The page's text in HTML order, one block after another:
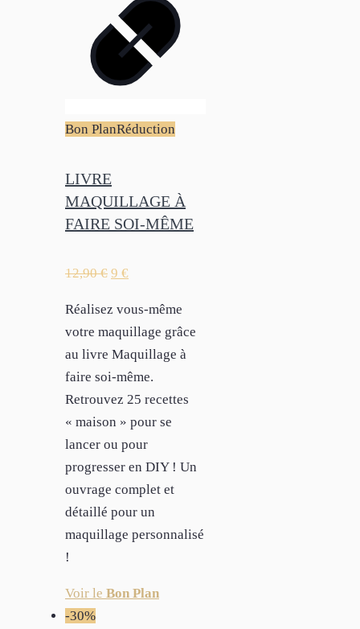
Bon PlanRéduction
LIVRE
MAQUILLAGE À
FAIRE SOI-MÊME
12,90€ 9 €
Réalisez vous-même
votre maquillage grâce
au livre Maquillage à
faire soi-même.
Retrouvez 25 recettes
« maison » pour se
lancer ou pour
progresser en DIY ! Un
ouvrage complet et
détaillé pour un
maquillage personnalisé
!
Voir le Bon Plan
-30%